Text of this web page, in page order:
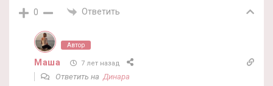
0 Ответить
Автор
Маша 7 лет назад
Ответить наДинара